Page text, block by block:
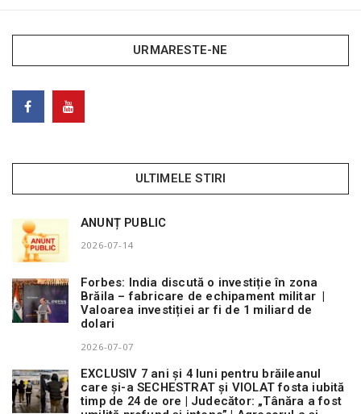
URMARESTE-NE
ULTIMELE STIRI
ANUNȚ PUBLIC
2026-07-14
Forbes: India discută o investiție în zona
Brăila – fabricare de echipament militar |
Valoarea investiției ar fi de 1 miliard de
dolari
2026-07-07
EXCLUSIV 7 ani și 4 luni pentru brăileanul
care și-a SECHESTRAT și VIOLAT fosta iubită
timp de 24 de ore | Judecător: „Tânăra a fost